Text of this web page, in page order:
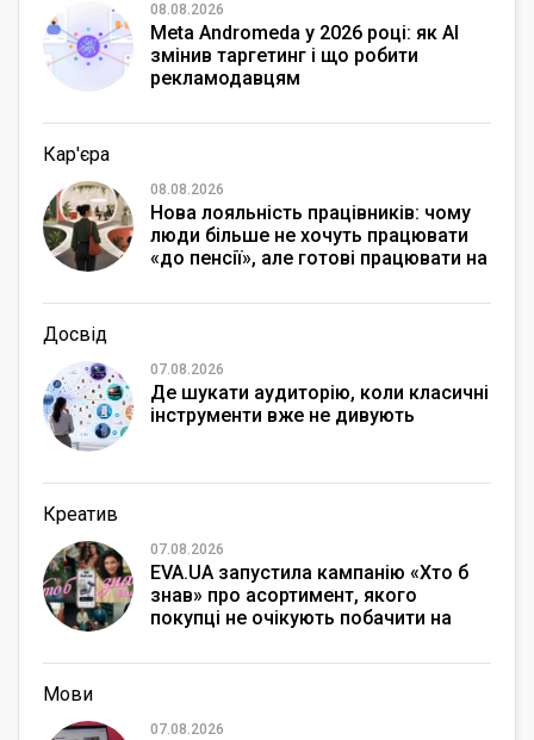
08.08.2026
Meta Andromeda у 2026 році: як AI
змінив таргетинг і що робити
рекламодавцям
Кар'єра
08.08.2026
Нова лояльність працівників: чому
люди більше не хочуть працювати
«до пенсії», але готові працювати на
Досвід
07.08.2026
Де шукати аудиторію, коли класичні
інструменти вже не дивують
Креатив
07.08.2026
EVA.UA запустила кампанію «Хто б
знав» про асортимент, якого
покупці не очікують побачити на
Мови
07.08.2026